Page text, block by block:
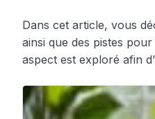
Dans cet article, vous
ainsi que des pistes
aspect est exploré afin